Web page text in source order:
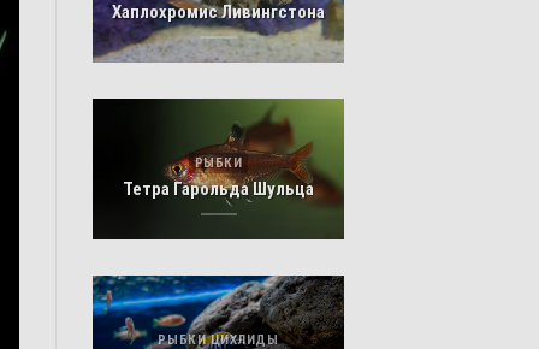
Хаплохромис Ливингстона
РЫБКИ
Тетра Гарольда Шульца
РЫБКИ ЦИХЛИДЫ